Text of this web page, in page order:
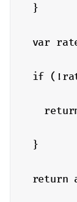
  }
var
if
  }
return